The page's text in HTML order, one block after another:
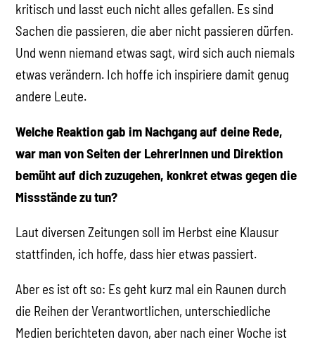
kritisch und lasst euch nicht alles gefallen. Es sind
Sachen die passieren, die aber nicht passieren dürfen.
Und wenn niemand etwas sagt, wird sich auch niemals
etwas verändern. Ich hoffe ich inspiriere damit genug
andere Leute.
Welche Reaktion gab im Nachgang auf deine Rede,
war man von Seiten der LehrerInnen und Direktion
bemüht auf dich zuzugehen, konkret etwas gegen die
Missstände zu tun?
Laut diversen Zeitungen soll im Herbst eine Klausur
stattfinden, ich hoffe, dass hier etwas passiert.
Aber es ist oft so: Es geht kurz mal ein Raunen durch
die Reihen der Verantwortlichen, unterschiedliche
Medien berichteten davon, aber nach einer Woche ist